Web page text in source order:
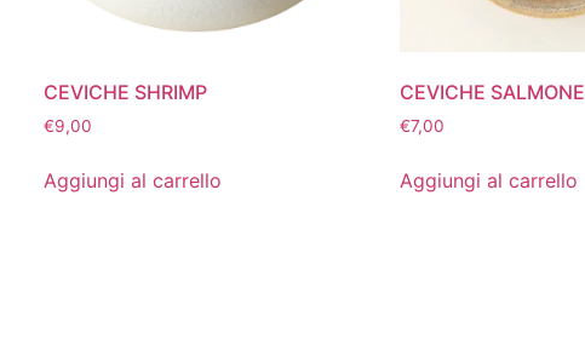
CEVICHE SHRIMP
€9,00
Aggiungi al carrello
CEVICHE SALMONE
€7,00
Aggiungi al carrello